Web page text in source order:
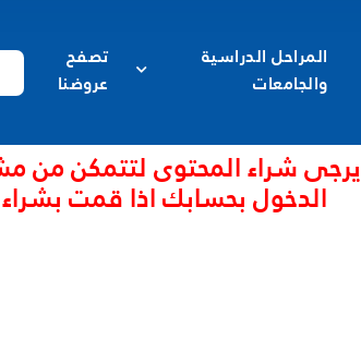
المراحل الدراسية
والجامعات
تصفح
عروضنا
يرجى شراء المحتوى لتتمكن من
الدخول بحسابك اذا قمت